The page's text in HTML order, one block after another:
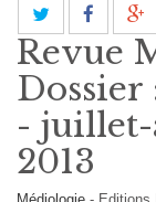
Revue
Dossier
- juillet-
2013